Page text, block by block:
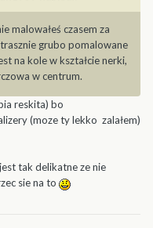
malowałeś czasem za
grubo pomalowane
na kole w kształcie nerki,
w centrum.
reskita) bo
(moze ty lekko zalałem)
tak delikatne ze nie
sie na to